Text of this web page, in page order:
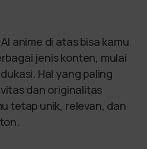
anime di atas bisa kamu
jenis konten, mulai
Hal yang paling
dan originalitas
tetap unik, relevan, dan